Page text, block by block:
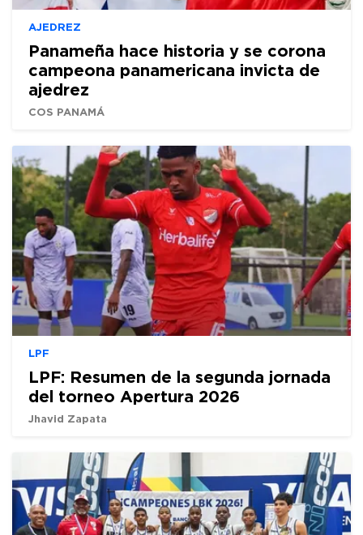
AJEDREZ
Panameña hace historia y se corona
campeona panamericana invicta de
ajedrez
COS PANAMÁ
LPF
LPF: Resumen de la segunda jornada
del torneo Apertura 2026
Jhavid Zapata